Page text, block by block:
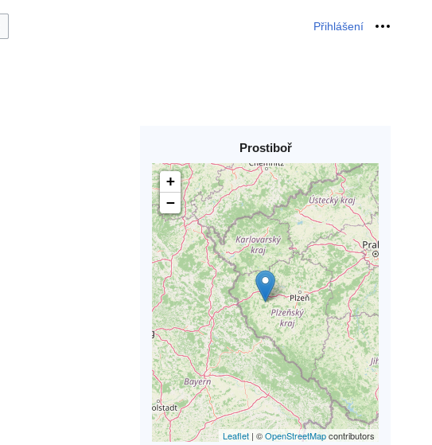
Přihlášení Osobní
Prostiboř
+
−
Leaflet | ©OpenStreetMapcontributors